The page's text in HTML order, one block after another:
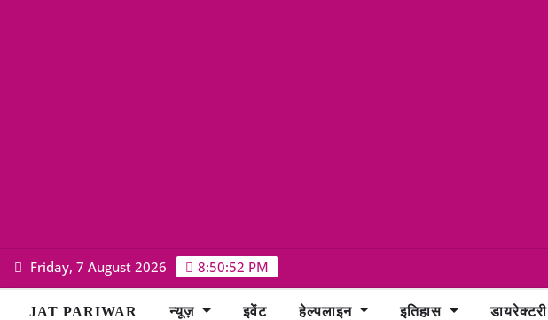
Skip
content
Friday, 7 August 2026 8:50:52 PM
JAT PARIWAR न्यूज़ इवेंट हेल्पलाइन इतिहास डायरेक्टरी